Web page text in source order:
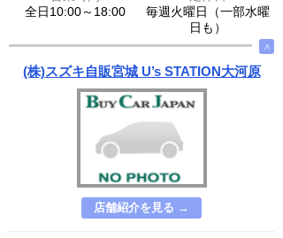
全日10:00～18:00
毎週火曜日（一部水曜
日も）
∧
(株)スズキ自販宮城 U’s STATION大河原
店舗紹介を見る →